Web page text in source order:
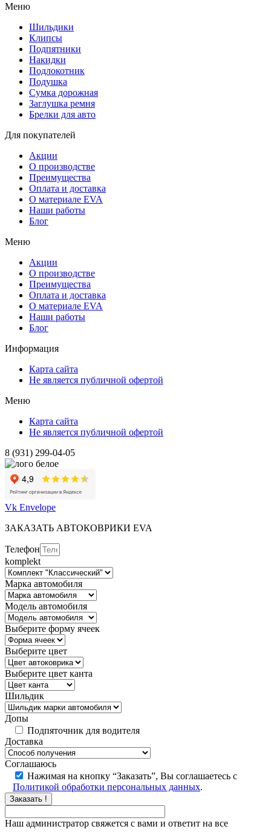
Меню
Шильдики
Клипсы
Подпятники
Накидки
Подлокотник
Подушка
Сумка дорожная
Заглушка ремня
Брелки для авто
Для покупателей
Акции
О производстве
Преимущества
Оплата и доставка
О материале EVA
Наши работы
Блог
Меню
Акции
О производстве
Преимущества
Оплата и доставка
О материале EVA
Наши работы
Блог
Информация
Карта сайта
Не является публичной офертой
Меню
Карта сайта
Не является публичной офертой
8 (931) 299-04-05
Vk Envelope
ЗАКАЗАТЬ АВТОКОВРИКИ EVA
Телефон
komplekt
Марка автомобиля
Модель автомобиля
Выберите форму ячеек
Выберите цвет
Выберите цвет канта
Шильдик
Допы
Подпяточник для водителя
Доставка
Соглашаюсь
Нажимая на кнопку “Заказать”, Вы соглашаетесь с
Политикой обработки персональных данных.
Заказать !
Наш администратор свяжется с вами и ответит на все